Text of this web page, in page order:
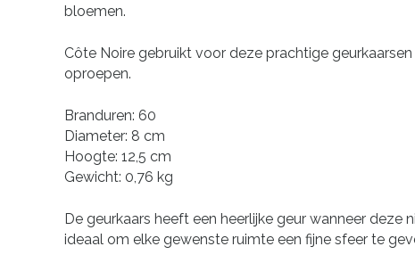
bloemen.
Côte Noire gebruikt voor deze prachtige
oproepen.
Branduren: 60
Diameter: 8 cm
Hoogte: 12,5 cm
Gewicht: 0,76 kg
De geurkaars heeft een heerlijke geur wanneer deze
ideaal om elke gewenste ruimte een fijne sfeer te